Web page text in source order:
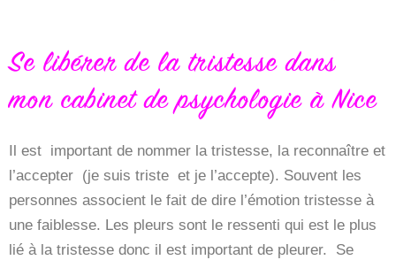
Se libérer de la tristesse dans
mon cabinet de psychologie à Nice
Il est important de nommer la tristesse, la reconnaître et
l’accepter (je suis triste et je l’accepte). Souvent les
personnes associent le fait de dire l’émotion tristesse à
une faiblesse. Les pleurs sont le ressenti qui est le plus
lié à la tristesse donc il est important de pleurer. Se